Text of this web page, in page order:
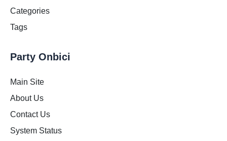
Categories
Tags
Party Onbici
Main Site
About Us
Contact Us
System Status